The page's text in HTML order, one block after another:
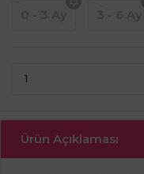
Ürün Açıklaması